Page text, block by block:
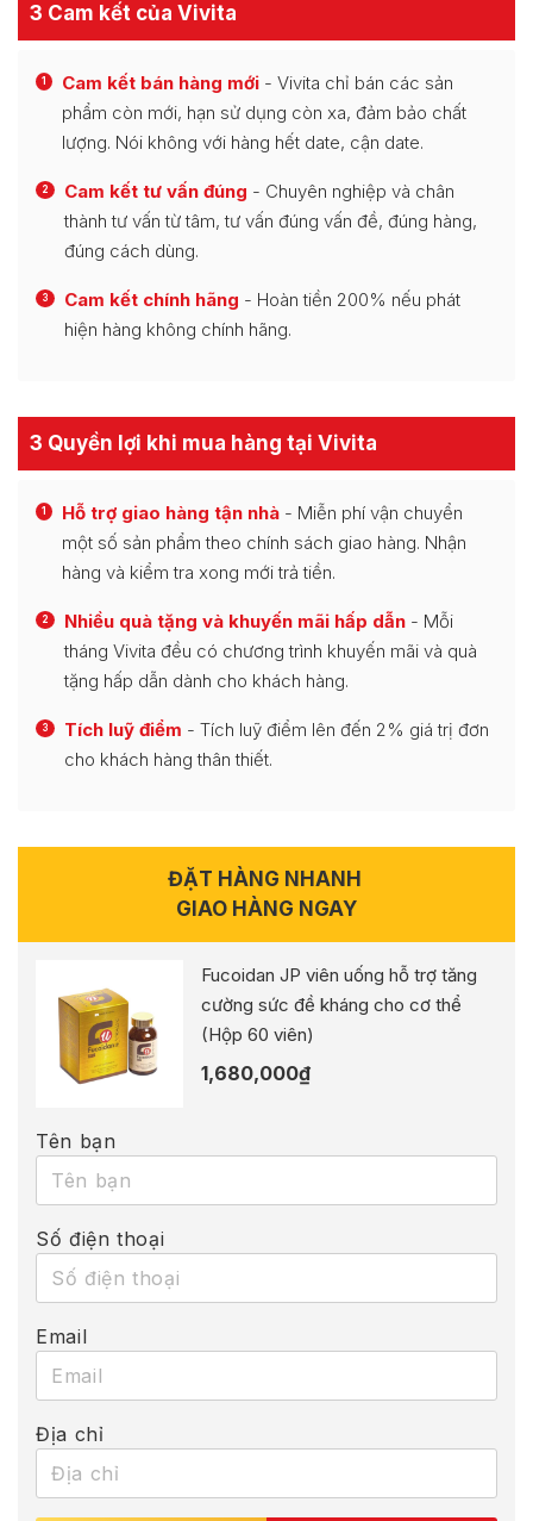
3 Cam kết của Vivita
1 Cam kết bán hàng mới - Vivita chỉ bán các sản
phẩm còn mới, hạn sử dụng còn xa, đảm bảo chất
lượng. Nói không với hàng hết date, cận date.
2 Cam kết tư vấn đúng - Chuyên nghiệp và chân
thành tư vấn từ tâm, tư vấn đúng vấn đề, đúng hàng,
đúng cách dùng.
3 Cam kết chính hãng - Hoàn tiền 200% nếu phát
hiện hàng không chính hãng.
3 Quyền lợi khi mua hàng tại Vivita
1 Hỗ trợ giao hàng tận nhà - Miễn phí vận chuyển
một số sản phẩm theo chính sách giao hàng. Nhận
hàng và kiểm tra xong mới trả tiền.
2 Nhiều quà tặng và khuyến mãi hấp dẫn - Mỗi
tháng Vivita đều có chương trình khuyến mãi và quà
tặng hấp dẫn dành cho khách hàng.
3 Tích luỹ điểm - Tích luỹ điểm lên đến 2% giá trị đơn
cho khách hàng thân thiết.
ĐẶT HÀNG NHANH
GIAO HÀNG NGAY
Fucoidan JP viên uống hỗ trợ tăng
cường sức đề kháng cho cơ thể
(Hộp 60 viên)
1,680,000₫
Tên bạn
Số điện thoại
Email
Địa chỉ